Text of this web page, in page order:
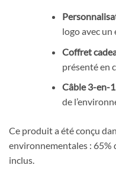
logo avec
Coffret
présenté en
Câble 3-en-
de
Ce produit a été conçu
environnementales : 65%
inclus.